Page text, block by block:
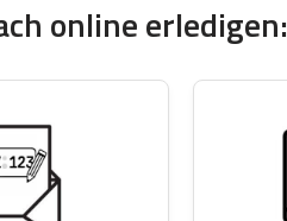
online erledigen: